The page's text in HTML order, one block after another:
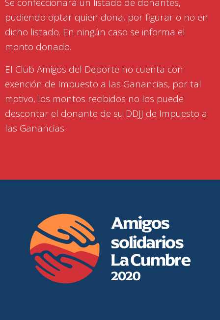
pudiendo optar quien dona, por figurar o no en
dicho listado. En ningún caso se informa el
monto donado.
El Club Amigos del Deporte no cuenta con
exención de Impuesto a las Ganancias, por tal
motivo, los montos recibidos no los puede
descontar el donante de su DDJJ de Impuesto a
las Ganancias.